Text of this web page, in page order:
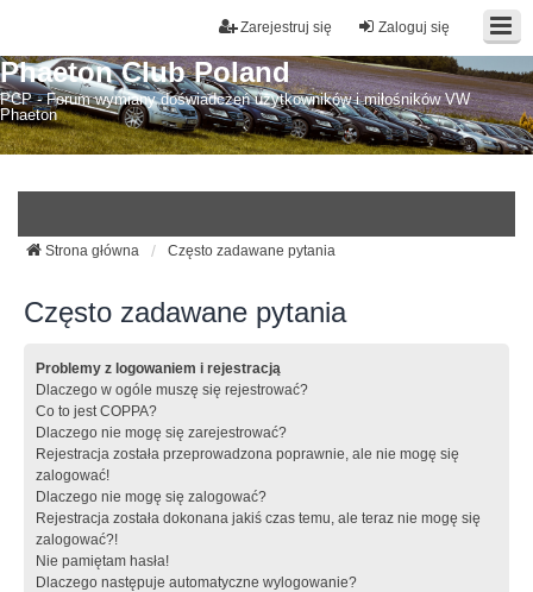
Zaloguj się
Zarejestruj się
Phaeton Club Poland
PCP - Forum wymiany doświadczeń użytkowników i miłośników VW
Phaeton
Strona główna Często zadawane pytania
Często zadawane pytania
Problemy z logowaniem i rejestracją
Dlaczego w ogóle muszę się rejestrować?
Co to jest COPPA?
Dlaczego nie mogę się zarejestrować?
Rejestracja została przeprowadzona poprawnie, ale nie mogę się
zalogować!
Dlaczego nie mogę się zalogować?
Rejestracja została dokonana jakiś czas temu, ale teraz nie mogę się
zalogować?!
Nie pamiętam hasła!
Dlaczego następuje automatyczne wylogowanie?